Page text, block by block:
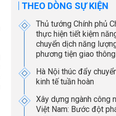
THEO DÒNG SỰ KIỆN
Thủ tướng Chính phủ
thực hiện tiết kiệm
chuyển dịch năng
phương tiện giao
Hà Nội thúc đẩy
kinh tế tuần hoàn
Xây dựng ngành công
Việt Nam: Bước đột